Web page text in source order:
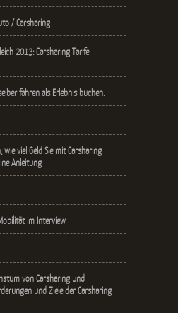
/ Carsharing
2013: Carsharing Tarife
fahren als Erlebnis buchen.
viel Geld Sie mit Carsharing
Anleitung
im Interview
von Carsharing und
und Ziele der Carsharing